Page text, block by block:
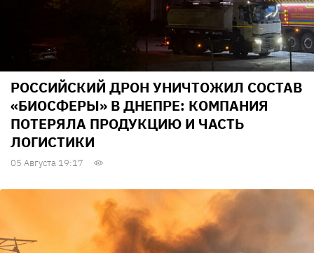
РОССИЙСКИЙ ДРОН УНИЧТОЖИЛ СОСТАВ
«БИОСФЕРЫ» В ДНЕПРЕ: КОМПАНИЯ
ПОТЕРЯЛА ПРОДУКЦИЮ И ЧАСТЬ
ЛОГИСТИКИ
05 Августа 19:17